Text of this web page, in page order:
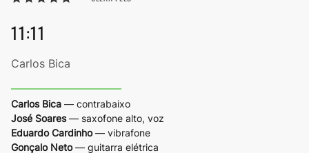
11:11
Carlos Bica
Carlos Bica — contrabaixo
José Soares — saxofone alto, voz
Eduardo Cardinho — vibrafone
Gonçalo Neto — guitarra elétrica